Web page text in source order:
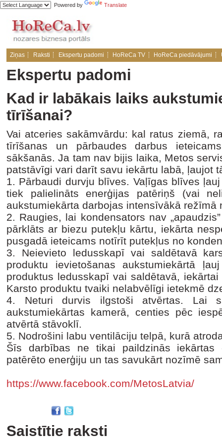
Powered by Translate
Ziņas Raksti Ekspertu padomi HoReCa TV HoReCa piedāvājumi
Ekspertu padomi
Kad ir labākais laiks
tīrīšanai?
Vai atceries sakāmvārdu: kal ratus ziemā,
tīrīšanas un pārbaudes darbus
sākšanās. Ja tam nav bijis laika, Metos
patstāvīgi vari darīt savu iekārtu labā, ļaujot
1. Pārbaudi durvju blīves. Vaļīgas blīves
tiek palielināts enerģijas patēriņš (vai
aukstumiekārta darbojas intensīvākā režīmā
2. Raugies, lai kondensators nav
pārklāts ar biezu putekļu kārtu, iekārta
pusgadā ieteicams notīrīt putekļus no
3. Neievieto ledusskapī vai saldētavā
produktu ievietošanas aukstumiekārtā
produktus ledusskapī vai saldētavā,
Karsto produktu tvaiki nelabvēlīgi ietekmē
4. Neturi durvis ilgstoši atvērtas. Lai
aukstumiekārtas kamerā, centies pēc
atvērtā stāvoklī.
5. Nodrošini labu ventilāciju telpā, kurā
Šīs darbības ne tikai paildzinās
patērēto enerģiju un tas savukārt nozīmē
https://www.facebook.com/MetosLatvia/
Saistītie raksti